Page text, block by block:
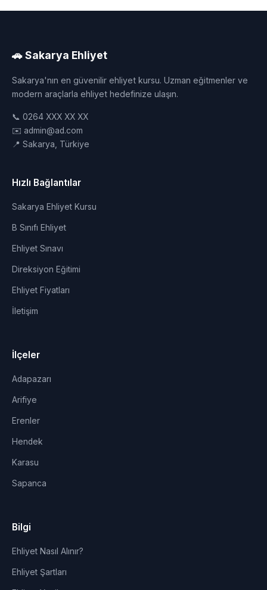
🚗 Sakarya Ehliyet
Sakarya'nın en güvenilir ehliyet kursu. Uzman eğitmenler ve
modern araçlarla ehliyet hedefinize ulaşın.
📞 0264 XXX XX XX
✉️ admin@ad.com
📍 Sakarya, Türkiye
Hızlı Bağlantılar
Sakarya Ehliyet Kursu
B Sınıfı Ehliyet
Ehliyet Sınavı
Direksiyon Eğitimi
Ehliyet Fiyatları
İletişim
İlçeler
Adapazarı
Arifiye
Erenler
Hendek
Karasu
Sapanca
Bilgi
Ehliyet Nasıl Alınır?
Ehliyet Şartları